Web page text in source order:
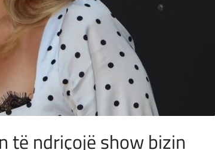
të ndriçojë show bizin